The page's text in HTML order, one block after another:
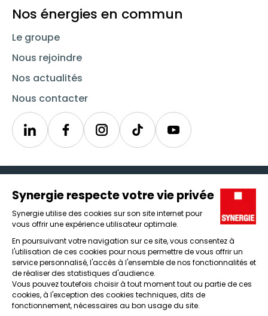
Nos énergies en commun
Le groupe
Nous rejoindre
Nos actualités
Nous contacter
LinkedinSynergieInstagramTikTok Youtube
Icône d'illustration
Candidats
Entreprises
Icône d'illustration
Nos agences
Icône d'illustration
Conditions générales d'utilisation et mentions légales
Protection des données
Lanceur d'alertes